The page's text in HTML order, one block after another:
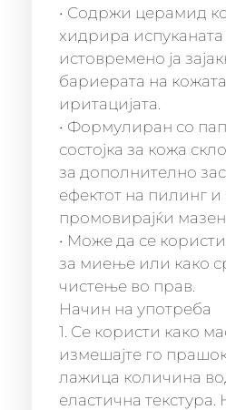
• Содржи церамид
хидрира испуканата
истовремено ја
бариерата на
иритацијата.
• Формулиран со
состојка за кожа
за дополнително
ефектот на пилинг и
промовирајќи мазен
• Може да се
за миење или како
чистење во прав.
Начин на употреба
1. Се користи како
измешајте го
лажица количина
еластична текстура.